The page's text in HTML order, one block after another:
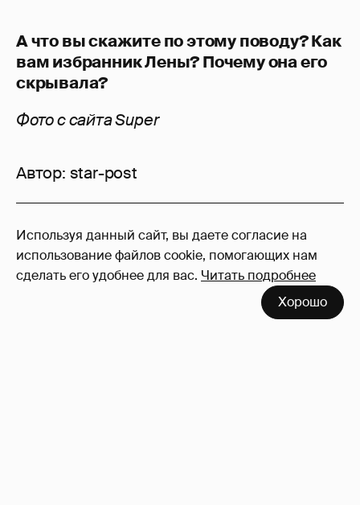
Используя данный сайт, вы даете согласие на
использование файлов cookie, помогающих нам
сделать его удобнее для вас. Читать подробнее
Хорошо
А что вы скажите по этому поводу? Как
вам избранник Лены? Почему она его
скрывала?
Фото с сайта Super
Автор: star-post
95
Войдите в аккаунт, чтобы читать и
оставлять комментарии